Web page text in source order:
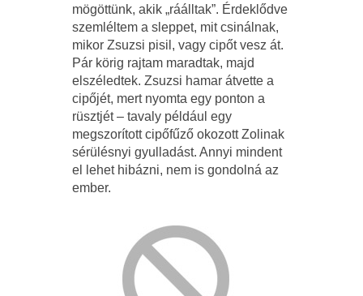
mögöttünk, akik „ráálltak”. Érdeklődve
szemléltem a sleppet, mit csinálnak,
mikor Zsuzsi pisil, vagy cipőt vesz át.
Pár körig rajtam maradtak, majd
elszéledtek. Zsuzsi hamar átvette a
cipőjét, mert nyomta egy ponton a
rüsztjét – tavaly például egy
megszorított cipőfűző okozott Zolinak
sérülésnyi gyulladást. Annyi mindent
el lehet hibázni, nem is gondolná az
ember.